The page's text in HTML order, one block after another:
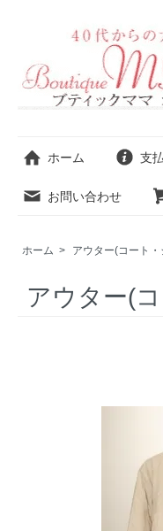
ホーム 支
お問い合わせ
ホーム > アウター(コート
アウター(